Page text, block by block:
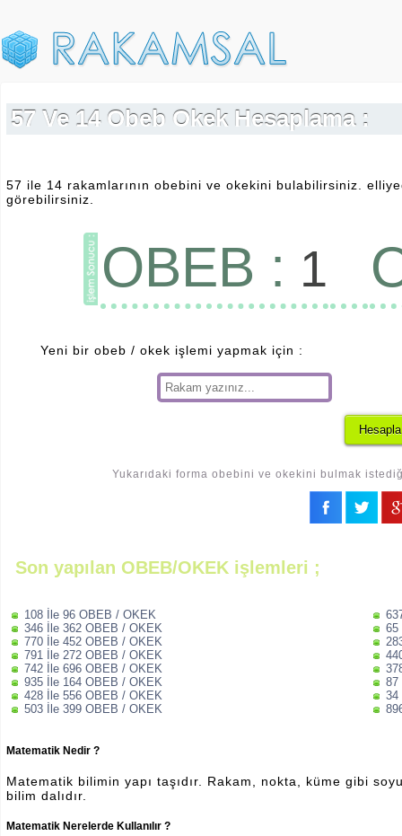
57 Ve 14 Obeb Okek Hesaplama :
57 ile 14 rakamlarının obebini ve okekini bulabilirsiniz.
görebilirsiniz.
OBEB : 1
Yeni bir obeb / okek işlemi yapmak için :
Yukarıdaki forma obebini ve okekini bulmak
Son yapılan OBEB/OKEK işlemleri ;
108 İle 96 OBEB / OKEK
346 İle 362 OBEB / OKEK
770 İle 452 OBEB / OKEK
791 İle 272 OBEB / OKEK
742 İle 696 OBEB / OKEK
935 İle 164 OBEB / OKEK
428 İle 556 OBEB / OKEK
503 İle 399 OBEB / OKEK
65
87
34
Matematik Nedir ?
Matematik bilimin yapı taşıdır. Rakam, nokta, küme gibi
bilim dalıdır.
Matematik Nerelerde Kullanılır ?